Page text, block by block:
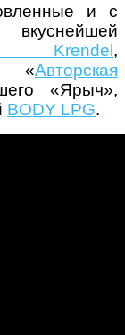
и с
,
«Авторская
«Ярыч»,
BODY LPG.